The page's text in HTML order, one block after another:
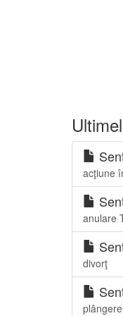
acţiune
anulare
divorţ